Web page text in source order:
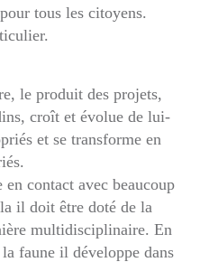
tous les citoyens.
le produit des projets,
croît et évolue de lui-
et se transforme en
en contact avec beaucoup
il doit être doté de la
multidisciplinaire. En
faune il développe dans